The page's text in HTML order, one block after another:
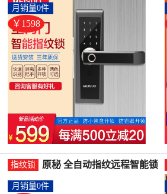
手-指纹锁(魅锁旗舰店仅售
1598元)
￥1598
月销量0件
指纹锁
原秘 全自动指纹远程智能锁
舰店仅售200元)
月销量0件